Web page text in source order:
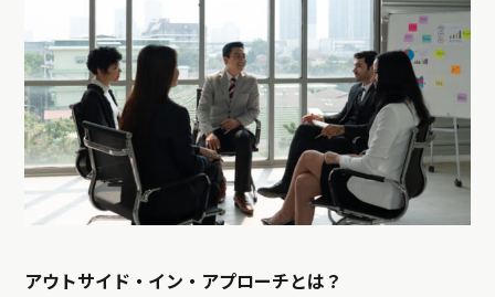
アウトサイド・イン・アプローチとは？